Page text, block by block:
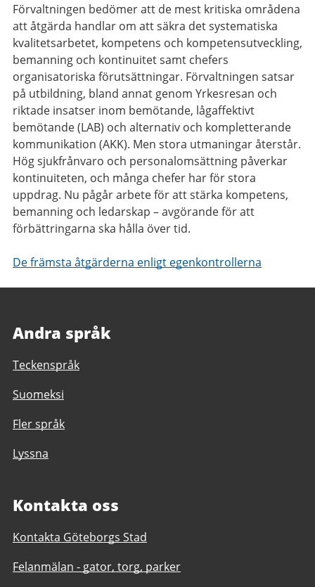
Förvaltningen bedömer att de mest kritiska områdena
att åtgärda handlar om att säkra det systematiska
kvalitetsarbetet, kompetens och kompetensutveckling,
bemanning och kontinuitet samt chefers
organisatoriska förutsättningar. Förvaltningen satsar
på utbildning, bland annat genom Yrkesresan och
riktade insatser inom bemötande, lågaffektivt
bemötande (LAB) och alternativ och kompletterande
kommunikation (AKK). Men stora utmaningar återstår.
Hög sjukfrånvaro och personalomsättning påverkar
kontinuiteten, och många chefer har för stora
uppdrag. Nu pågår arbete för att stärka kompetens,
bemanning och ledarskap – avgörande för att
förbättringarna ska hålla över tid.
De främsta åtgärderna enligt egenkontrollerna
Andra språk
Teckenspråk
Suomeksi
Fler språk
Lyssna
Kontakta oss
Kontakta Göteborgs Stad
Felanmälan - gator, torg, parker